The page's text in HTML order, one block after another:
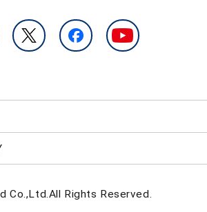
Co.,Ltd.All Rights Reserved.